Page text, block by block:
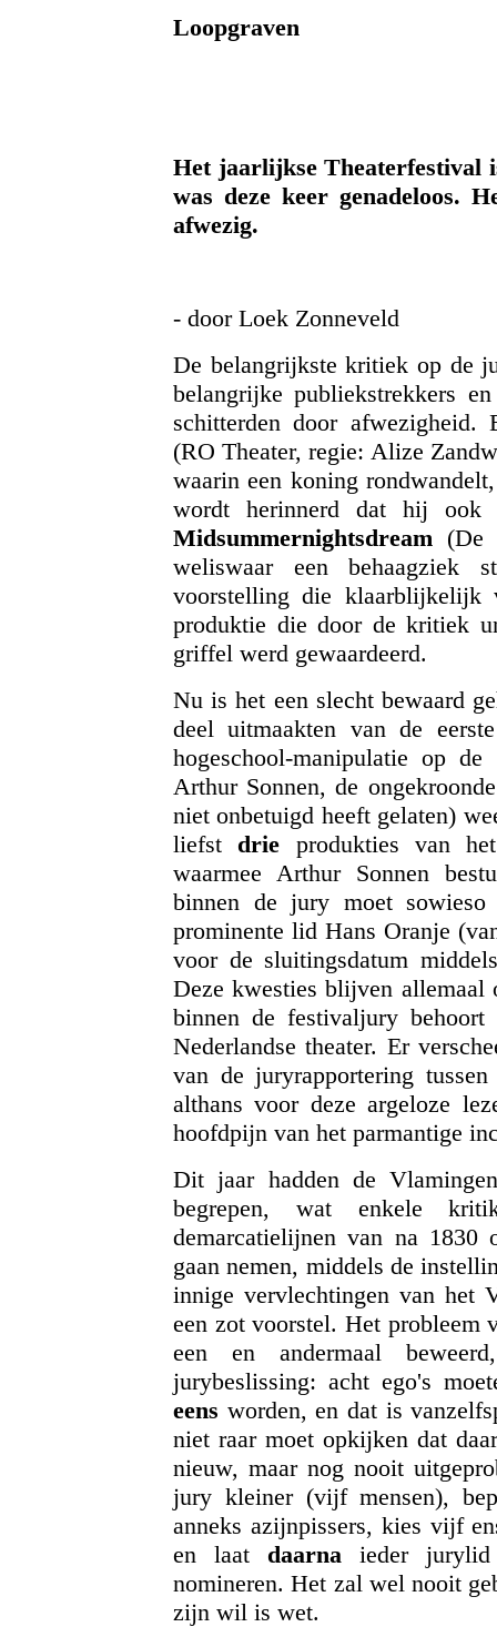
Loopgraven
Het jaarlijkse Theaterfestival
was deze keer genadeloos.
afwezig.
- door Loek Zonneveld
De belangrijkste kritiek op de
belangrijke publiekstrekkers
schitterden door
(RO Theater, regie: Alize
waarin een koning
wordt herinnerd dat hij ook
Midsummernightsdream (De
weliswaar een behaagziek
voorstelling die klaarblijkelijk
produktie die door de kritiek
griffel werd gewaardeerd.
Nu is het een slecht bewaard
deel uitmaakten van de
hogeschool-manipulatie op
Arthur Sonnen, de
niet onbetuigd heeft gelaten)
liefst drie produkties van
waarmee Arthur Sonnen
binnen de jury moet sowieso
prominente lid Hans Oranje
voor de sluitingsdatum
Deze kwesties blijven allemaal
binnen de festivaljury
Nederlandse theater. Er
van de juryrapportering
althans voor deze argeloze
hoofdpijn van het parmantige
Dit jaar hadden de
begrepen, wat enkele
demarcatielijnen van na 1830
gaan nemen, middels de
innige vervlechtingen van het
een zot voorstel. Het probleem
een en andermaal
jurybeslissing: acht ego's
eens worden, en dat is
niet raar moet opkijken dat
nieuw, maar nog nooit
jury kleiner (vijf mensen),
anneks azijnpissers, kies vijf
en laat daarna ieder
nomineren. Het zal wel nooit
zijn wil is wet.